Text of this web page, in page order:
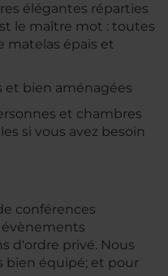
élégantes réparties
le maître mot : toutes
matelas épais et
et bien aménagées
et chambres
si vous avez besoin
conférences
d'ordre privé. Nous
bien équipé; et pour